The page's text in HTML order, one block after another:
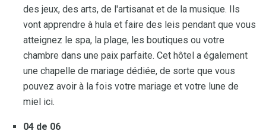
des jeux, des arts, de l'artisanat et de la musique. Ils
vont apprendre à hula et faire des leis pendant que vous
atteignez le spa, la plage, les boutiques ou votre
chambre dans une paix parfaite. Cet hôtel a également
une chapelle de mariage dédiée, de sorte que vous
pouvez avoir à la fois votre mariage et votre lune de
miel ici.
04 de 06